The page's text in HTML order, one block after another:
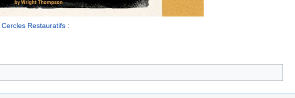
Cercles Restauratifs :